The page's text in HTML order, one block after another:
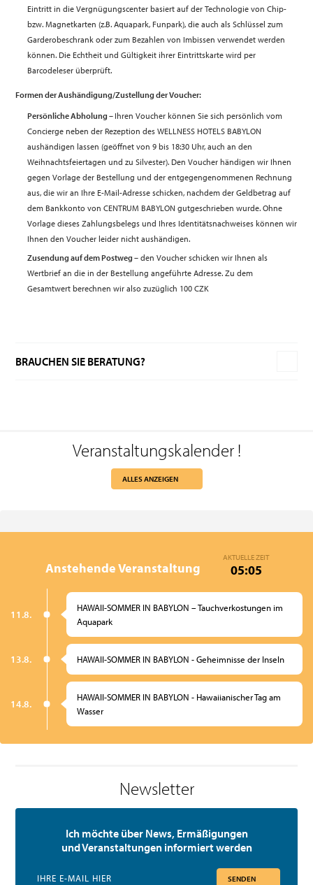
Eintritt in die Vergnügungscenter basiert auf der Technologie von Chip-
bzw. Magnetkarten (z.B. Aquapark, Funpark), die auch als Schlüssel zum
Garderobeschrank oder zum Bezahlen von Imbissen verwendet werden
können. Die Echtheit und Gültigkeit ihrer Eintrittskarte wird per
Barcodeleser überprüft.
Formen der Aushändigung/Zustellung der Voucher:
Persönliche Abholung – Ihren Voucher können Sie sich persönlich vom
Concierge neben der Rezeption des WELLNESS HOTELS BABYLON
aushändigen lassen (geöffnet von 9 bis 18:30 Uhr, auch an den
Weihnachtsfeiertagen und zu Silvester). Den Voucher händigen wir Ihnen
gegen Vorlage der Bestellung und der entgegengenommenen Rechnung
aus, die wir an Ihre E-Mail-Adresse schicken, nachdem der Geldbetrag auf
dem Bankkonto von CENTRUM BABYLON gutgeschrieben wurde. Ohne
Vorlage dieses Zahlungsbelegs und Ihres Identitätsnachweises können wir
Ihnen den Voucher leider nicht aushändigen.
Zusendung auf dem Postweg– den Voucher schicken wir Ihnen als
Wertbrief an die in der Bestellung angeführte Adresse. Zu dem
Gesamtwert berechnen wir also zuzüglich 100 CZK
BRAUCHEN SIE BERATUNG?
Veranstaltungskalender!
ALLES ANZEIGEN
Anstehende Veranstaltung
AKTUELLE ZEIT
05:05
11.8.
HAWAII-SOMMER IN BABYLON – Tauchverkostungen im
Aquapark
13.8. HAWAII-SOMMER IN BABYLON - Geheimnisse der Inseln
14.8.
HAWAII-SOMMER IN BABYLON - Hawaiianischer Tag am
Wasser
Newsletter
Ich möchte über News, Ermäßigungen
und Veranstaltungen informiert werden
SENDEN